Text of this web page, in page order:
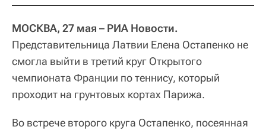
МОСКВА, 27 мая – РИА Новости.
Представительница Латвии Елена Остапенко не
смогла выйти в третий круг Открытого
чемпионата Франции по теннису, который
проходит на грунтовых кортах Парижа.
Во встрече второго круга Остапенко, посеянная